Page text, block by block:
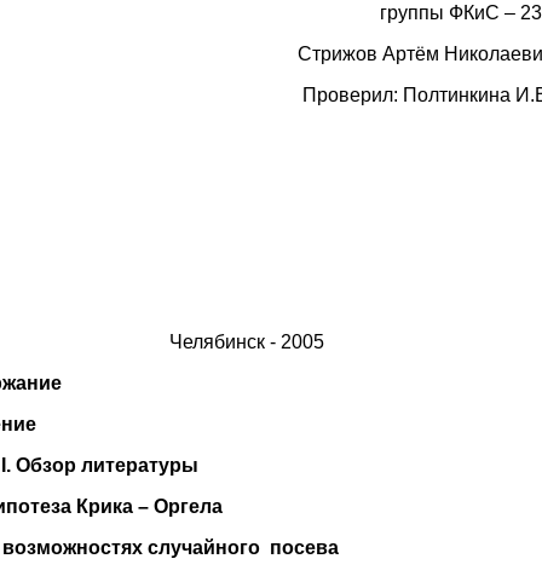
группы ФКиС –
Стрижов Артём
Проверил: Полтинкина
Челябинск - 2005
. Обзор литературы
Крика – Оргела
случайного посева